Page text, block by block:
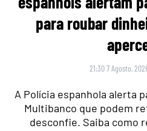
para roubar
21:30 7 Agosto,
A Polícia espanhola alerta
Multibanco que podem
desconfie. Saiba como